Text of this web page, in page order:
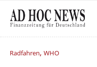
Radfahren, WHO